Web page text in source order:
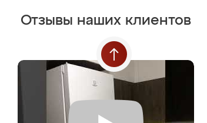
Отзывы наших клиентов